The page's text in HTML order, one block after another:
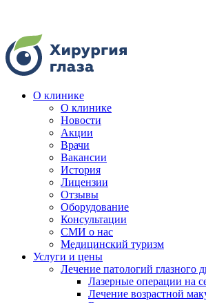
О клинике
О клинике
Новости
Акции
Врачи
Вакансии
История
Лицензии
Отзывы
Оборудование
Консультации
СМИ о нас
Медицинский туризм
Услуги и цены
Лечение патологий глазного
Лазерные операции на
Лечение возрастной